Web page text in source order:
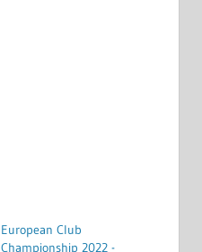
European Club
Championship 2022 -